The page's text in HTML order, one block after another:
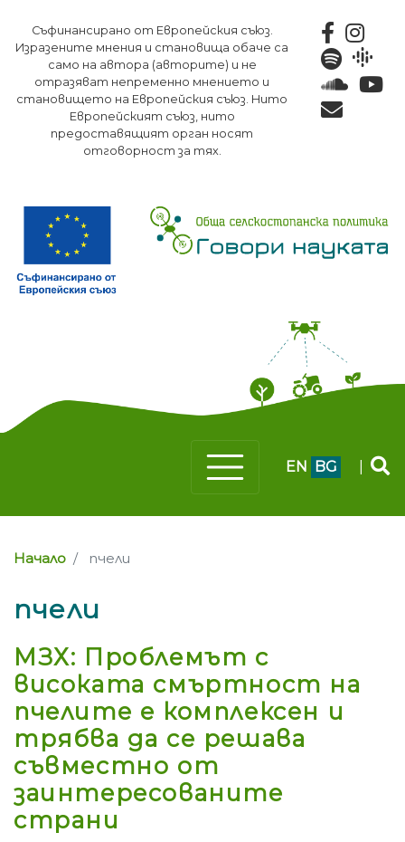
към
основното
съдържание
Съфинансирано от Европейския съюз.
Изразените мнения и становища обаче са
само на автора (авторите) и не
отразяват непременно мнението и
становището на Европейския съюз. Нито
Европейският съюз, нито
предоставящият орган носят
отговорност за тях.
EN BG
Начало пчели
пчели
МЗХ: Проблемът с
високата смъртност на
пчелите е комплексен и
трябва да се решава
съвместно от
заинтересованите
страни